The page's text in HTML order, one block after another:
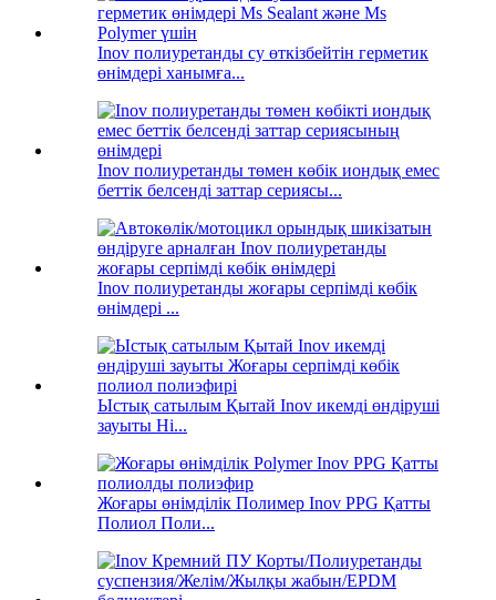
Inov полиуретанды су өткізбейтін герметик
өнімдері ханымға...
Inov полиуретанды төмен көбік иондық емес
беттік белсенді заттар сериясы...
Inov полиуретанды жоғары серпімді көбік
өнімдері ...
Ыстық сатылым Қытай Inov икемді өндіруші
зауыты Hi...
Жоғары өнімділік Полимер Inov PPG Қатты
Полиол Поли...